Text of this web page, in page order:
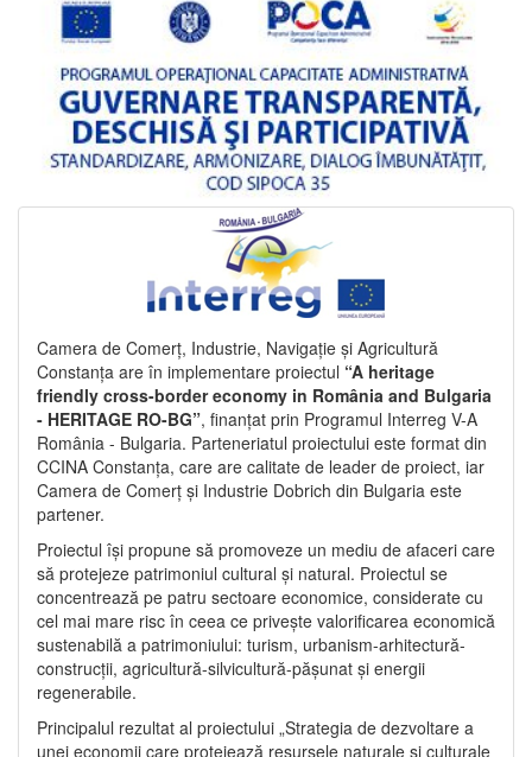
Camera de Comerț, Industrie, Navigație și Agricultură
Constanța are în implementare proiectul “A heritage
friendly cross-border economy in România and Bulgaria
- HERITAGE RO-BG”, finanțat prin Programul Interreg V-A
România - Bulgaria. Parteneriatul proiectului este format din
CCINA Constanța, care are calitate de leader de proiect, iar
Camera de Comerț și Industrie Dobrich din Bulgaria este
partener.
Proiectul își propune să promoveze un mediu de afaceri care
să protejeze patrimoniul cultural și natural. Proiectul se
concentrează pe patru sectoare economice, considerate cu
cel mai mare risc în ceea ce privește valorificarea economică
sustenabilă a patrimoniului: turism, urbanism-arhitectură-
construcții, agricultură-silvicultură-pășunat și energii
regenerabile.
Principalul rezultat al proiectului „Strategia de dezvoltare a
unei economii care protejează resursele naturale și culturale